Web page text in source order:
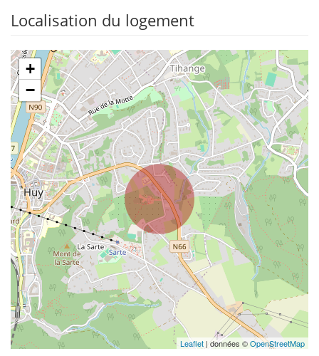
Localisation du logement
+
−
Leaflet | données ©OpenStreetMap